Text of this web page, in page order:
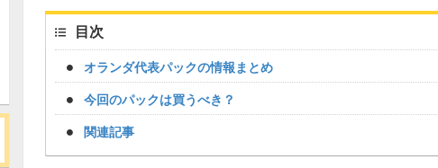
目次
オランダ代表パックの情報まとめ
今回のパックは買うべき？
関連記事